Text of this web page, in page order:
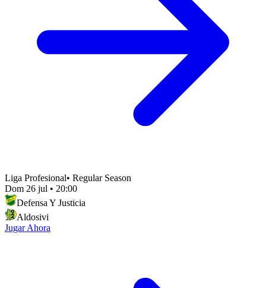
Liga Profesional• Regular Season
Dom 26 jul • 20:00
Defensa Y Justicia
Aldosivi
Jugar Ahora